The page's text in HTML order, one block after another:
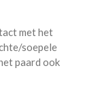
met het
soepele
paard ook